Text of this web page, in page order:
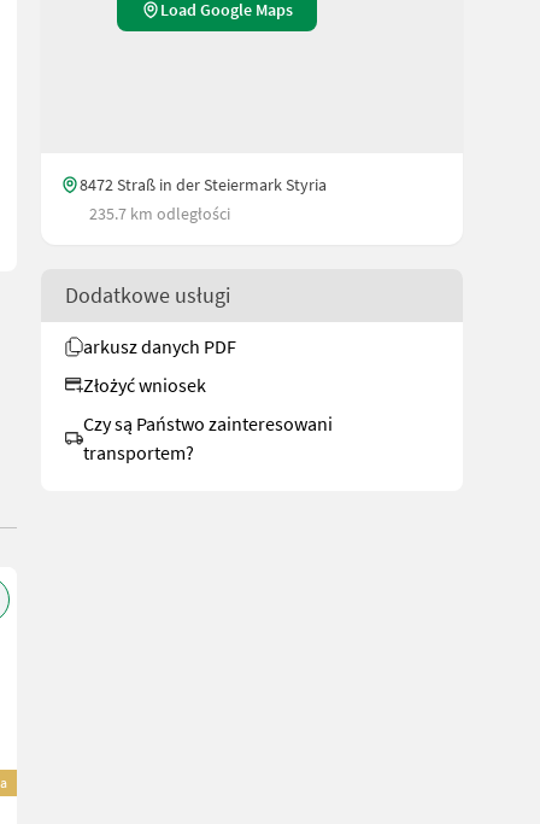
Load Google Maps
8472 Straß in der Steiermark Styria
235.7 km odległości
Dodatkowe usługi
arkusz danych PDF
Złożyć wniosek
Czy są Państwo zainteresowani
transportem?